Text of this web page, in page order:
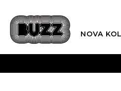
NOVA